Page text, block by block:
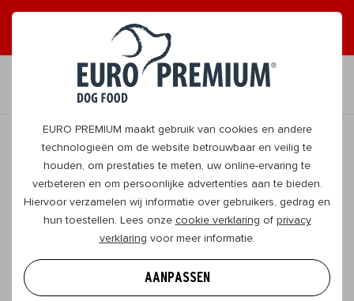
EURO PREMIUM maakt gebruik van cookies en andere
technologieën om de website betrouwbaar en veilig te
houden, om prestaties te meten, uw online-ervaring te
verbeteren en om persoonlijke advertenties aan te bieden.
Hiervoor verzamelen wij informatie over gebruikers, gedrag en
hun toestellen. Lees onze cookie verklaring of privacy
verklaring voor meer informatie.
AANPASSEN
ONTVANG GRAAG TIPS
NL
TERUG
Agressie bij Duitse herders? Cliché
ontkracht
Duitse herders zijn prachtige beesten. Met hun